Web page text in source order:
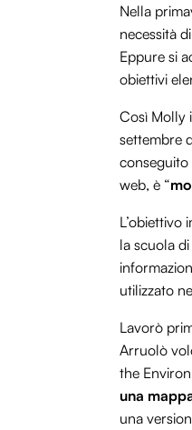
Nella
necessità
Eppure si
obiettivi
Così Molly
settembre
web, è “
la scuola
utilizzato
Lavorò
Arruolò
the
una
una